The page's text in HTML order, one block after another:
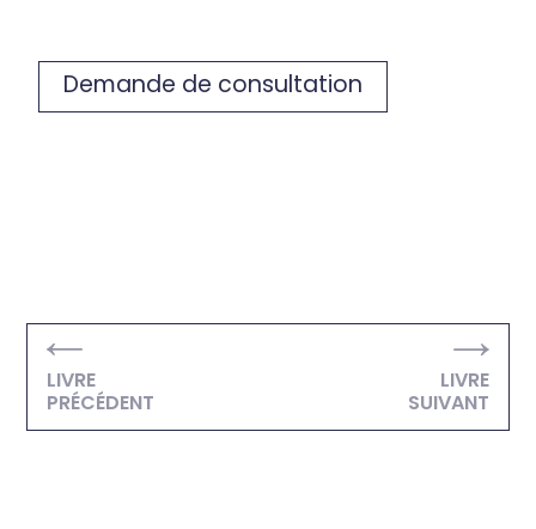
Demande de consultation
LIVRE
PRÉCÉDENT
LIVRE
SUIVANT